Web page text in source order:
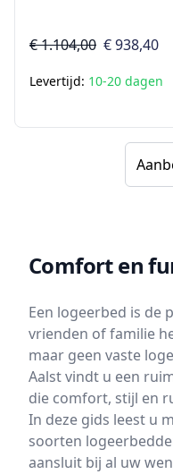
€ 1.104,00 € 938,40
Levertijd: 10-20 dagen
Sorteer
Comfort en
Een logeerbed is de
vrienden of familie
maar geen vaste
Aalst vindt u een
die comfort, stijl en
In deze gids leest u
soorten
aansluit bij al uw